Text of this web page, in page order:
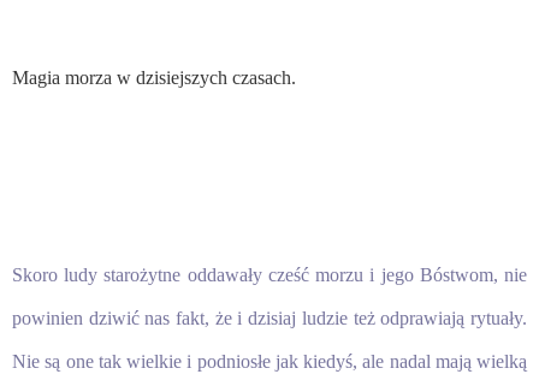
Magia morza w dzisiejszych czasach.
Skoro ludy starożytne oddawały cześć morzu i jego Bóstwom, nie
powinien dziwić nas fakt, że i dzisiaj ludzie też odprawiają rytuały.
Nie są one tak wielkie i podniosłe jak kiedyś, ale nadal mają wielką